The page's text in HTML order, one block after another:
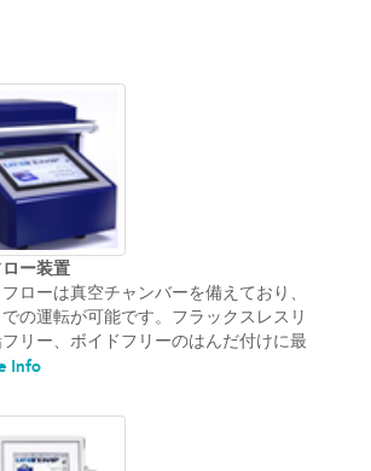
ー装置
ローは真空チャンバーを備えており、
の運転が可能です。フラックスレスリ
リー、ボイドフリーのはんだ付けに最
Info